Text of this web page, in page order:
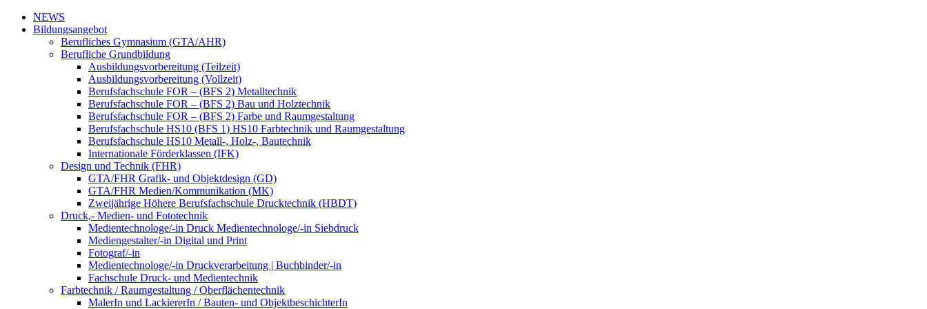
NEWS
Bildungsangebot
Berufliches Gymnasium (GTA/AHR)
Berufliche Grundbildung
Ausbildungsvorbereitung (Teilzeit)
Ausbildungsvorbereitung (Vollzeit)
Berufsfachschule FOR – (BFS 2) Metalltechnik
Berufsfachschule FOR – (BFS 2) Bau und Holztechnik
Berufsfachschule FOR – (BFS 2) Farbe und Raumgestaltung
Berufsfachschule HS10 (BFS 1) HS10 Farbtechnik und Raumgestaltung
Berufsfachschule HS10 Metall-, Holz-, Bautechnik
Internationale Förderklassen (IFK)
Design und Technik (FHR)
GTA/FHR Grafik- und Objektdesign (GD)
GTA/FHR Medien/Kommunikation (MK)
Zweijährige Höhere Berufsfachschule Drucktechnik (HBDT)
Druck,- Medien- und Fototechnik
Medientechnologe/-in Druck Medientechnologe/-in Siebdruck
Mediengestalter/-in Digital und Print
Fotograf/-in
Medientechnologe/-in Druckverarbeitung | Buchbinder/-in
Fachschule Druck- und Medientechnik
Farbtechnik / Raumgestaltung / Oberflächentechnik
MalerIn und LackiererIn / Bauten- und ObjektbeschichterIn